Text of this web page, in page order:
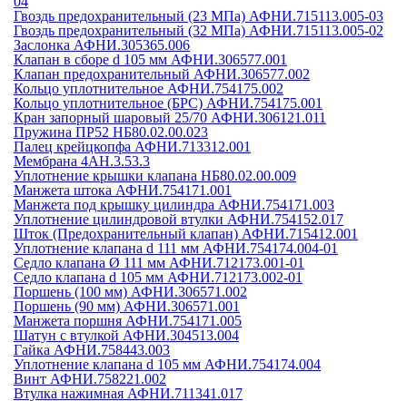
Гвоздь предохранительный (23 МПа) АФНИ.715113.005-03
Гвоздь предохранительный (32 МПа) АФНИ.715113.005-02
Заслонка АФНИ.305365.006
Клапан в сборе d 105 мм АФНИ.306577.001
Клапан предохранительный АФНИ.306577.002
Кольцо уплотнительное АФНИ.754175.002
Кольцо уплотнительное (БРС) АФНИ.754175.001
Кран запорный шаровый 25/70 АФНИ.306121.011
Пружина ПР52 НБ80.02.00.023
Палец крейцкопфа АФНИ.713312.001
Мембрана 4АН.3.53.3
Уплотнение крышки клапана НБ80.02.00.009
Манжета штока АФНИ.754171.001
Манжета под крышку цилиндра АФНИ.754171.003
Уплотнение цилиндровой втулки АФНИ.754152.017
Шток (Предохранительный клапан) АФНИ.715412.001
Уплотнение клапана d 111 мм АФНИ.754174.004-01
Седло клапана Ø 111 мм АФНИ.712173.001-01
Седло клапана d 105 мм АФНИ.712173.002-01
Поршень (100 мм) АФНИ.306571.002
Поршень (90 мм) АФНИ.306571.001
Манжета поршня АФНИ.754171.005
Шатун с втулкой АФНИ.304513.004
Гайка АФНИ.758443.003
Уплотнение клапана d 105 мм АФНИ.754174.004
Винт АФНИ.758221.002
Втулка нажимная АФНИ.711341.017